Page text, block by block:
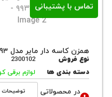
پشتیبانی
دار مایر مدل ۹۹۳
2300102
ها
لوازم برقی کوچک,همزن
توضیحات محصول
محصولاتی با نوع فروش اقساطی